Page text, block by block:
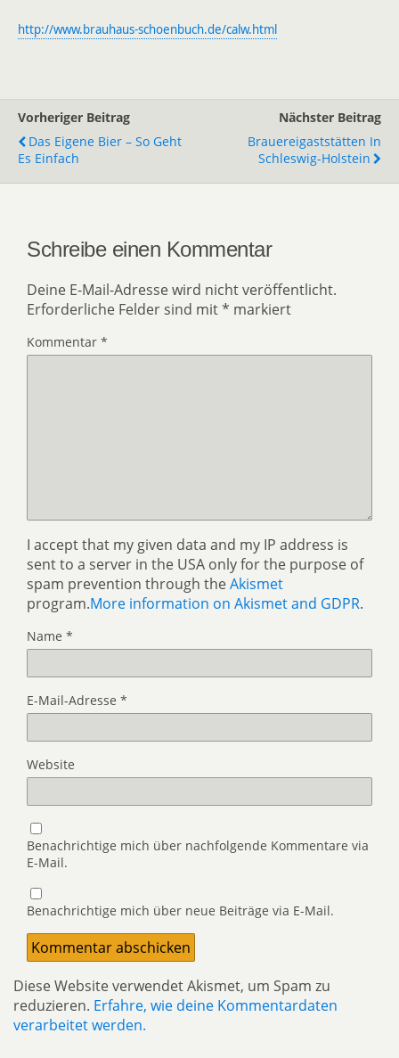
http://www.brauhaus-schoenbuch.de/calw.html
Vorheriger Beitrag
Das Eigene Bier – So Geht
Es Einfach
Nächster Beitrag
Brauereigaststätten In
Schleswig-Holstein
Schreibe einen Kommentar
Deine E-Mail-Adresse wird nicht veröffentlicht.
Erforderliche Felder sind mit* markiert
Kommentar *
I accept that my given data and my IP address is
sent to a server in the USA only for the purpose of
spam prevention through theAkismet
program.More information on Akismet and GDPR.
Name *
E-Mail-Adresse *
Website
Benachrichtige mich über nachfolgende Kommentare via
E-Mail.
Benachrichtige mich über neue Beiträge via E-Mail.
Diese Website verwendet Akismet, um Spam zu
reduzieren. Erfahre, wie deine Kommentardaten
verarbeitet werden.